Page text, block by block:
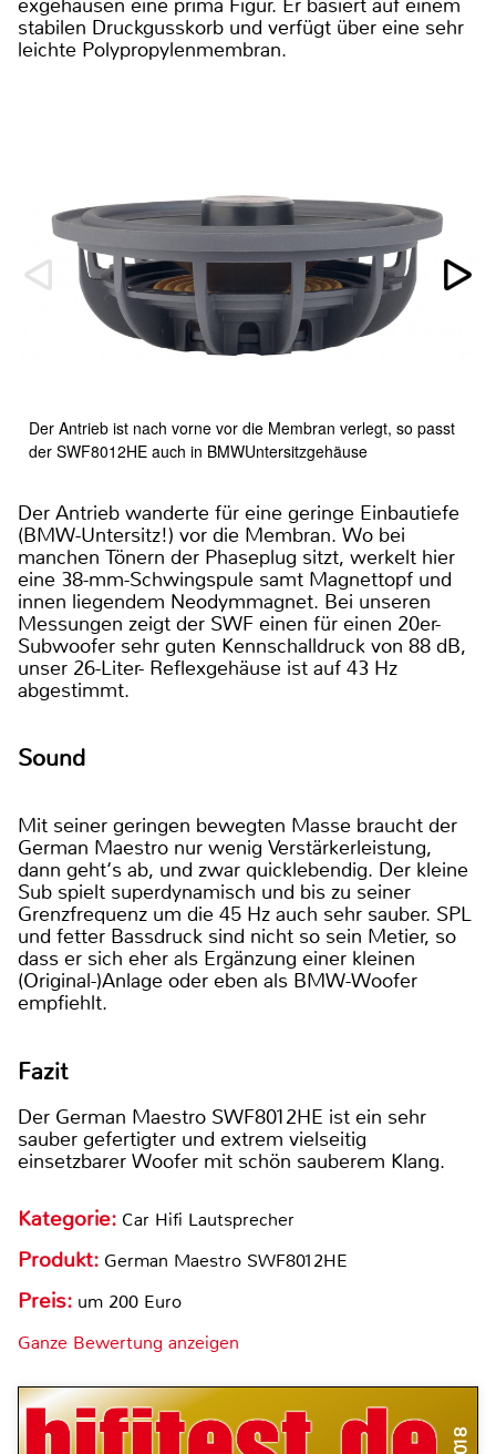
exgehäusen eine prima Figur. Er basiert auf einem
stabilen Druckgusskorb und verfügt über eine sehr
leichte Polypropylenmembran.
Der Antrieb ist nach vorne vor die Membran verlegt, so passt
der SWF8012HE auch in BMWUntersitzgehäuse
Der Antrieb wanderte für eine geringe Einbautiefe
(BMW-Untersitz!) vor die Membran. Wo bei
manchen Tönern der Phaseplug sitzt, werkelt hier
eine 38-mm-Schwingspule samt Magnettopf und
innen liegendem Neodymmagnet. Bei unseren
Messungen zeigt der SWF einen für einen 20er-
Subwoofer sehr guten Kennschalldruck von 88 dB,
unser 26-Liter- Reflexgehäuse ist auf 43 Hz
abgestimmt.
Sound
Mit seiner geringen bewegten Masse braucht der
German Maestro nur wenig Verstärkerleistung,
dann geht‘s ab, und zwar quicklebendig. Der kleine
Sub spielt superdynamisch und bis zu seiner
Grenzfrequenz um die 45 Hz auch sehr sauber. SPL
und fetter Bassdruck sind nicht so sein Metier, so
dass er sich eher als Ergänzung einer kleinen
(Original-)Anlage oder eben als BMW-Woofer
empfiehlt.
Fazit
Der German Maestro SWF8012HE ist ein sehr
sauber gefertigter und extrem vielseitig
einsetzbarer Woofer mit schön sauberem Klang.
Kategorie: Car Hifi Lautsprecher
Produkt: German Maestro SWF8012HE
Preis: um 200 Euro
Ganze Bewertung anzeigen